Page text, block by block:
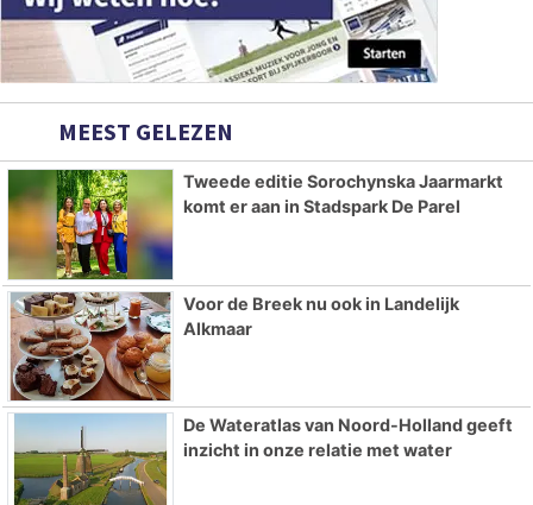
MEEST GELEZEN
Tweede editie Sorochynska Jaarmarkt
komt er aan in Stadspark De Parel
Voor de Breek nu ook in Landelijk
Alkmaar
De Wateratlas van Noord-Holland geeft
inzicht in onze relatie met water